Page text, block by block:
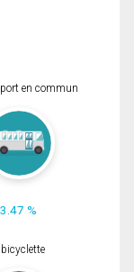
en commun
3.47 %